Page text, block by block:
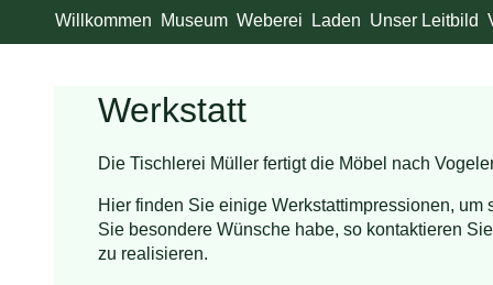
Willkommen Museum Weberei Laden Unser Leitbild
Werkstatt
Die Tischlerei Müller fertigt die Möbel nach
Hier finden Sie einige Werkstattimpressionen,
Sie besondere Wünsche habe, so kontaktieren
zu realisieren.